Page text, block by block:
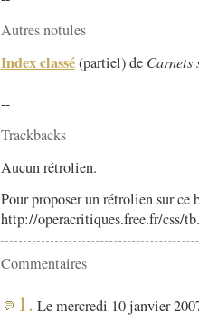
Autres notules
Index classé(partiel) de Carnets
--
Trackbacks
Aucun rétrolien.
Pour proposer un rétrolien sur
http://operacritiques.free.fr/css/
Commentaires
1. Le mercredi 10 janvier